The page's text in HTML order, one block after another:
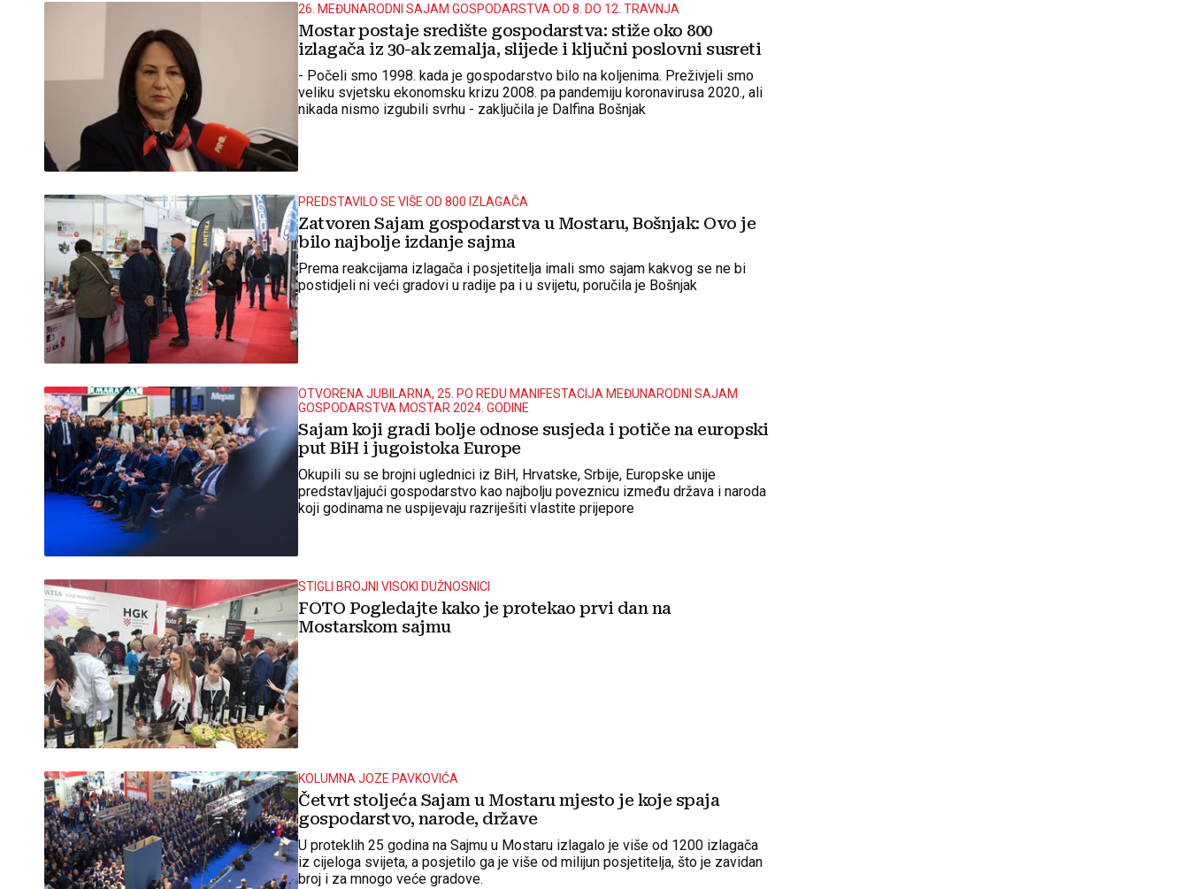
26. MEĐUNARODNI SAJAM GOSPODARSTVA OD 8. DO 12. TRAVNJA
Mostar postaje središte gospodarstva: stiže oko 800
izlagača iz 30-ak zemalja, slijede i ključni poslovni susreti
- Počeli smo 1998. kada je gospodarstvo bilo na koljenima. Preživjeli smo
veliku svjetsku ekonomsku krizu 2008. pa pandemiju koronavirusa 2020., ali
nikada nismo izgubili svrhu - zaključila je Dalfina Bošnjak
PREDSTAVILO SE VIŠE OD 800 IZLAGAČA
Zatvoren Sajam gospodarstva u Mostaru, Bošnjak: Ovo je
bilo najbolje izdanje sajma
Prema reakcijama izlagača i posjetitelja imali smo sajam kakvog se ne bi
postidjeli ni veći gradovi u radije pa i u svijetu, poručila je Bošnjak
OTVORENA JUBILARNA, 25. PO REDU MANIFESTACIJA MEĐUNARODNI SAJAM
GOSPODARSTVA MOSTAR 2024. GODINE
Sajam koji gradi bolje odnose susjeda i potiče na europski
put BiH i jugoistoka Europe
Okupili su se brojni uglednici iz BiH, Hrvatske, Srbije, Europske unije
predstavljajući gospodarstvo kao najbolju poveznicu između država i naroda
koji godinama ne uspijevaju razriješiti vlastite prijepore
STIGLI BROJNI VISOKI DUŽNOSNICI
FOTO Pogledajte kako je protekao prvi dan na
Mostarskom sajmu
KOLUMNA JOZE PAVKOVIĆA
Četvrt stoljeća Sajam u Mostaru mjesto je koje spaja
gospodarstvo, narode, države
U proteklih 25 godina na Sajmu u Mostaru izlagalo je više od 1200 izlagača
iz cijeloga svijeta, a posjetilo ga je više od milijun posjetitelja, što je zavidan
broj i za mnogo veće gradove.